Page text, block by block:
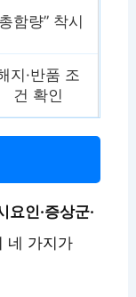
함량” 착시
지·반품 조
건 확인
요인·증상군·
네 가지가